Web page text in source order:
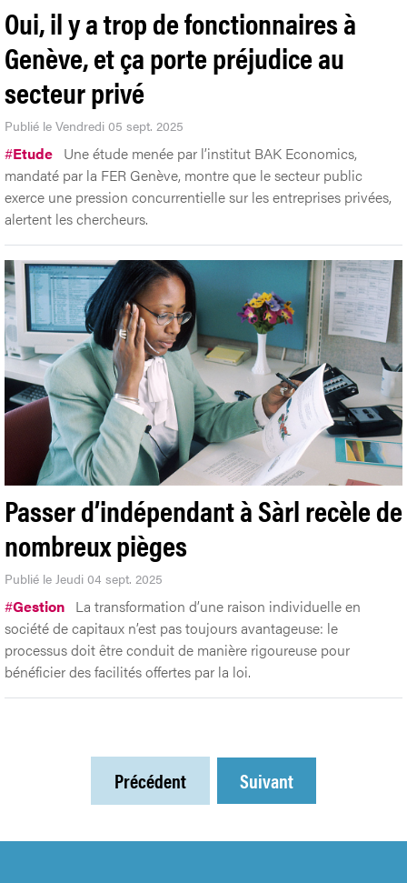
Oui, il y a trop de fonctionnaires à
Genève, et ça porte préjudice au
secteur privé
Publié le Vendredi 05 sept. 2025
#Etude Une étude menée par l’institut BAK Economics,
mandaté par la FER Genève, montre que le secteur public
exerce une pression concurrentielle sur les entreprises privées,
alertent les chercheurs.
Passer d’indépendant à Sàrl recèle de
nombreux pièges
Publié le Jeudi 04 sept. 2025
#Gestion La transformation d’une raison individuelle en
société de capitaux n’est pas toujours avantageuse: le
processus doit être conduit de manière rigoureuse pour
bénéficier des facilités offertes par la loi.
Précédent Suivant